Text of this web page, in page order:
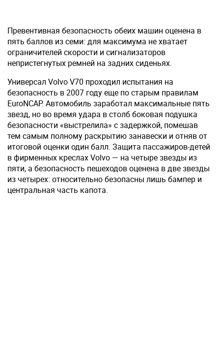
Превентивная безопасность обеих машин оценена в
пять баллов из семи: для максимума не хватает
ограничителей скорости и сигнализаторов
непристегнутых ремней на задних сиденьях.
Универсал Volvo V70 проходил испытания на
безопасность в 2007 году еще по старым правилам
EuroNCAP. Автомобиль заработал максимальные пять
звезд, но во время удара в столб боковая подушка
безопасности «выстрелила» с задержкой, помешав
тем самым полному раскрытию занавески и отняв от
итоговой оценки один балл. Защита пассажиров-детей
в фирменных креслах Volvo — на четыре звезды из
пяти, а безопасность пешеходов оценена в две звезды
из четырех: относительно безопасны лишь бампер и
центральная часть капота.